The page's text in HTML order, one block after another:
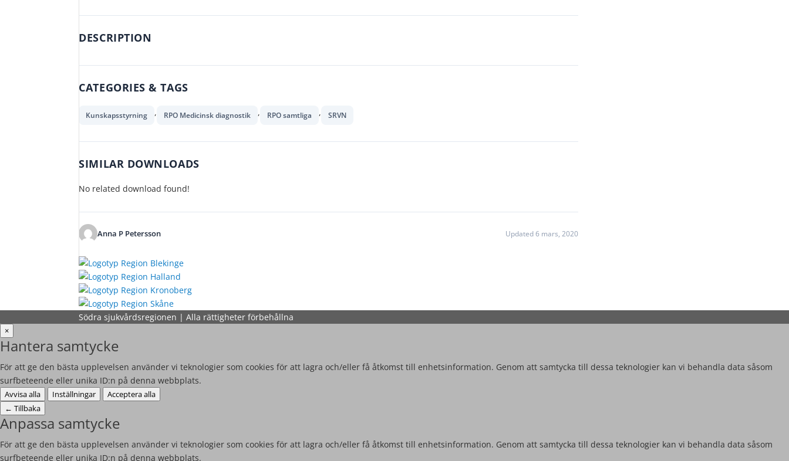
DESCRIPTION
CATEGORIES & TAGS
Kunskapsstyrning , RPO Medicinsk diagnostik , RPO samtliga , SRVN
SIMILAR DOWNLOADS
No related download found!
Anna P Petersson Updated 6 mars, 2020
Södra sjukvårdsregionen | Alla rättigheter förbehållna
×
Hantera samtycke
För att ge den bästa upplevelsen använder vi teknologier som cookies för att lagra och/eller få åtkomst till enhetsinformation. Genom att samtycka till dessa teknologier kan vi behandla data såsom
surfbeteende eller unika ID:n på denna webbplats.
Avvisa alla Inställningar
Acceptera alla
← Tillbaka
Anpassa samtycke
För att ge den bästa upplevelsen använder vi teknologier som cookies för att lagra och/eller få åtkomst till enhetsinformation. Genom att samtycka till dessa teknologier kan vi behandla data såsom
surfbeteende eller unika ID:n på denna webbplats.